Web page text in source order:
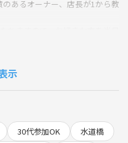
あるオーナー、店長が1から教
ですので、お仕事終わりなどで
と言った王道なルール！！
示
30代参加OK
水道橋